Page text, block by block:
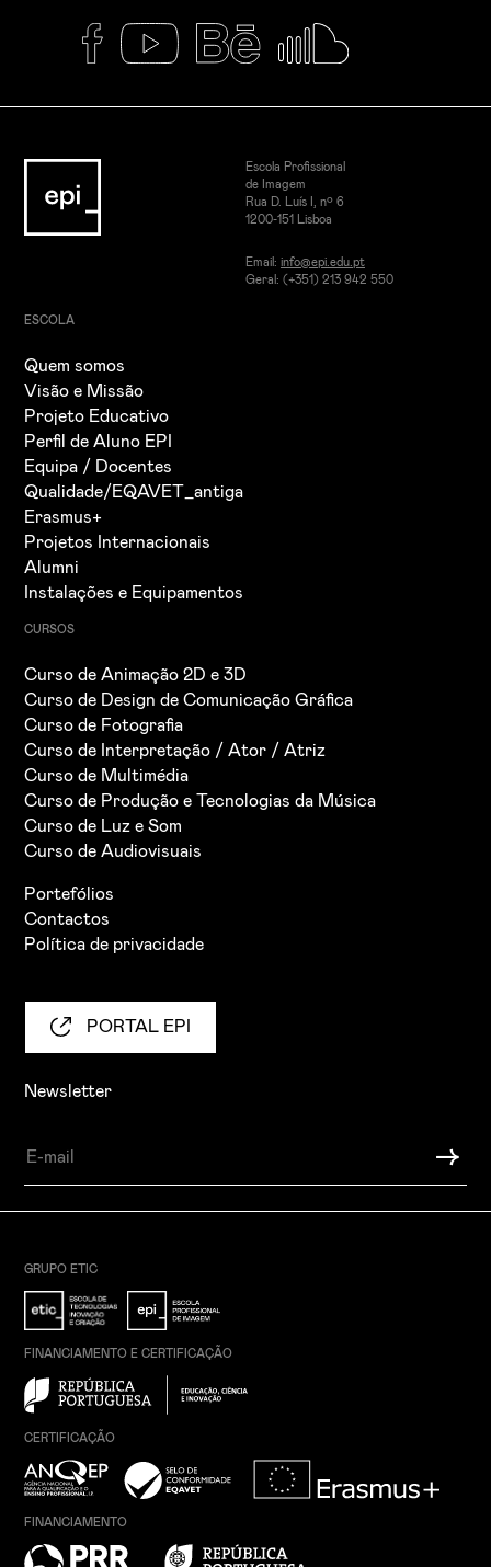
Escola Profissional
de Imagem
Rua D. Luís I, nº 6
1200-151 Lisboa
Email: info@epi.edu.pt
Geral: (+351) 213 942 550
ESCOLA
Quem somos
Visão e Missão
Projeto Educativo
Perfil de Aluno EPI
Equipa / Docentes
Qualidade/EQAVET_antiga
Erasmus+
Projetos Internacionais
Alumni
Instalações e Equipamentos
CURSOS
Curso de Animação 2D e 3D
Curso de Design de Comunicação Gráfica
Curso de Fotografia
Curso de Interpretação / Ator / Atriz
Curso de Multimédia
Curso de Produção e Tecnologias da Música
Curso de Luz e Som
Curso de Audiovisuais
Portefólios
Contactos
Política de privacidade
PORTAL EPI
Newsletter
GRUPO ETIC
FINANCIAMENTO E CERTIFICAÇÃO
CERTIFICAÇÃO
FINANCIAMENTO